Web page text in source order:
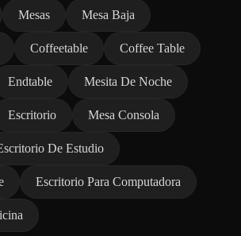
Mesas Mesa Baja
Coffeetable Coffee Table
Endtable Mesita De Noche
Escritorio Mesa Consola
De Estudio
Escritorio Para Computadora